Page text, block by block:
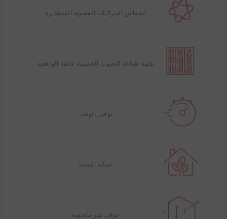
انخفاض المركبات العضوية المتطايرة
تقنية طباعة الحبوب الخشبية فائقة الواقعية
توفير الوقت
حماية الصحة
حواف غير ملحومة